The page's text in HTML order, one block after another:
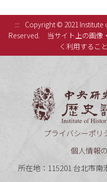
:::
Copyright © 2021 Institute
Reserved.
当サイト上の画像
く利用するこ
プライバシーポリ
個人情報
所在地：115201 台北市南